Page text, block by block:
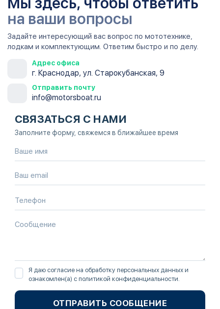
на ваши вопросы
Задайте интересующий вас вопрос по мототехнике,
лодкам и комплектующим. Ответим быстро и по делу.
Адрес офиса
г. Краснодар, ул. Старокубанская, 9
Отправить почту
info@motorsboat.ru
СВЯЗАТЬСЯ С НАМИ
Заполните форму, свяжемся в ближайшее время
Я даю согласие на обработку персональных данных и
ознакомлен(а) с политикой конфиденциальности
ОТПРАВИТЬ СООБЩЕНИЕ